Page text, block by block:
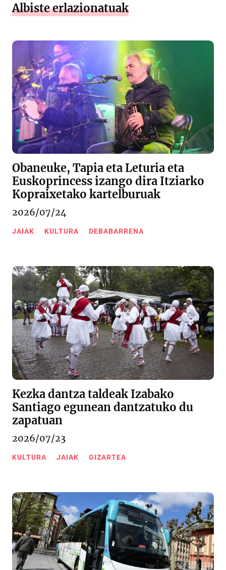
Albiste erlazionatuak
Obaneuke, Tapia eta Leturia eta
Euskoprincess izango dira Itziarko
Kopraixetako kartelburuak
2026/07/24
JAIAK KULTURA DEBABARRENA
Kezka dantza taldeak Izabako
Santiago egunean dantzatuko du
zapatuan
2026/07/23
KULTURA JAIAK GIZARTEA